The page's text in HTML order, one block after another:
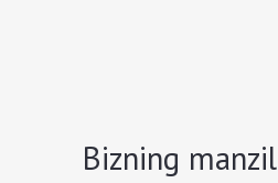
Bizning manzil